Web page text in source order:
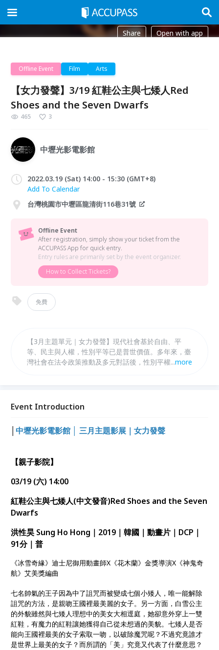
Share Open with app
Offline Event Film Arts
【女力發聲】3/19 紅鞋公主與七矮人Red
Shoes and the Seven Dwarfs
465 3
中壢光影電影館
2022.03.19 (Sat) 14:00 - 15:30 (GMT+8)
Add To Calendar
台灣桃園市中壢區龍清街116巷31號
Offline Event
After registration, simply show your ticket from the
ACCUPASS App for quick entry.
Entry rules are primarily set by the event organizer.
How to Collect Tickets?
免費
【3月主題單元｜女力發聲】現代社會基於自由、平
等、民主與人權，性別平等已是普世價值。多年來，臺
灣社會在法令政策推動及多元對話後，性別平權普遍受
其中。 38國際婦女節(International Women’s Day)即
享用對等公平的權利。
...more
Event Introduction
│中壢光影電影館 │ 三月主題影展｜女力發聲
【親子影院】
03/19 (六) 14:00
紅鞋公主與七矮人(中文發音)Red Shoes and the Seven
Dwarfs
洪性昊 Sung Ho Hong｜2019｜韓國｜動畫片｜DCP｜
91分｜普
《冰雪奇緣》迪士尼御用動畫師X《花木蘭》金獎導演X《神鬼奇
航》艾美獎編曲
七名帥氣的王子因為中了詛咒而被變成七個小矮人，唯一能解除
詛咒的方法，是親吻王國裡最美麗的女子。另一方面，白雪公主
的外貌雖然與七矮人理想中的美女大相逕庭，她卻意外穿上一雙
紅鞋，有魔力的紅鞋讓她獲得自己從未想過的美貌。七矮人是否
能向王國裡最美的女子索取一吻，以破除魔咒呢？不過究竟誰才
是世界上最美的女子？而所謂的「美」究竟又代表了什麼意思？